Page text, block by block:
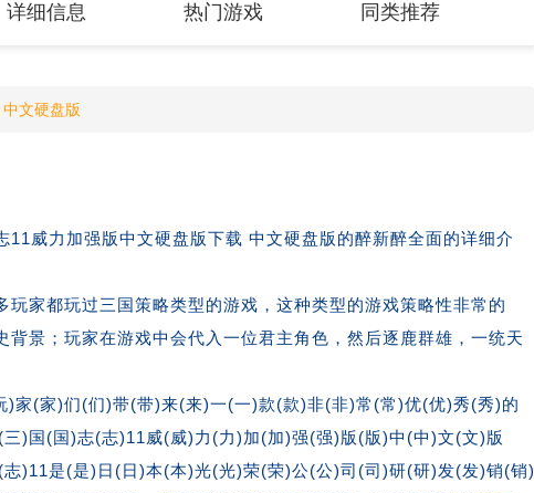
详细信息 热门游戏 同类推荐
文硬盘版
威力加强版中文硬盘版下载 中文硬盘版的醉新醉全面的详细介
家都玩过三国策略类型的游戏，这种类型的游戏策略性非常的
景；玩家在游戏中会代入一位君主角色，然后逐鹿群雄，一统天
家(家)们(们)带(带)来(来)一(一)款(款)非(非)常(常)优(优)秀(秀)的
)国(国)志(志)11威(威)力(力)加(加)强(强)版(版)中(中)文(文)版
)11是(是)日(日)本(本)光(光)荣(荣)公(公)司(司)研(研)发(发)销(销)